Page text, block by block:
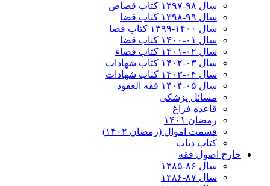
سال ۹۸-۱۳۹۷ کتاب قصاص
سال ۹۹-۱۳۹۸‍ کتاب قضا
سال ۱۴۰۰-۱۳۹۹ کتاب قضا
سال ۰۱-۱۴۰۰ کتاب قضا
سال ۰۲-۱۴۰۱ کتاب قضاء
سال ۰۳-۱۴۰۲ کتاب شهادات
سال ۰۴-۱۴۰۳ کتاب شهادات
سال ۰۵-۱۴۰۴ فقه العقود
مسائل پزشکی
قاعده فراغ
رمضان ۱۴۰۱
قسمت اموال (رمضان ۱۴۰۲)
کتاب دیات
خارج اصول فقه
سال ۸۶-۱۳۸۵
سال ۸۷-۱۳۸۶